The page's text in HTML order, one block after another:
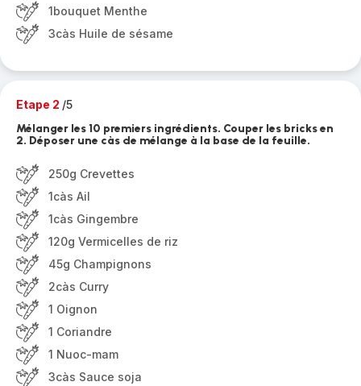
1bouquet Menthe
3càs Huile de sésame
Etape 2 /5
Mélanger les 10 premiers ingrédients. Couper les bricks en
2. Déposer une càs de mélange à la base de la feuille.
250g Crevettes
1càs Ail
1càs Gingembre
120g Vermicelles de riz
45g Champignons
2càs Curry
1 Oignon
1 Coriandre
1 Nuoc-mam
3càs Sauce soja